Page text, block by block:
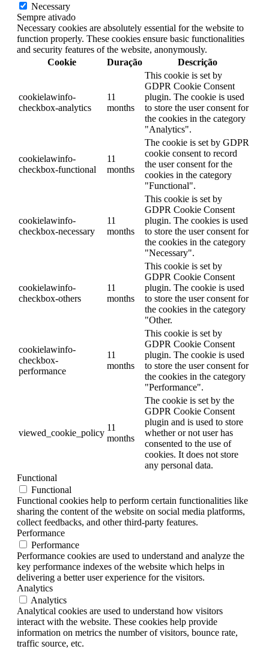
Necessary
Sempre ativado
Necessary cookies are absolutely essential for the website to
function properly. These cookies ensure basic functionalities
and security features of the website, anonymously.
Cookie
Duração Descrição
cookielawinfo-
checkbox-analytics
11
months
This cookie is set by
GDPR Cookie Consent
plugin. The cookie is used
to store the user consent for
the cookies in the category
"Analytics".
cookielawinfo-
checkbox-functional
11
months
The cookie is set by GDPR
cookie consent to record
the user consent for the
cookies in the category
"Functional".
cookielawinfo-
checkbox-necessary
11
months
This cookie is set by
GDPR Cookie Consent
plugin. The cookies is used
to store the user consent for
the cookies in the category
"Necessary".
cookielawinfo-
checkbox-others
11
months
This cookie is set by
GDPR Cookie Consent
plugin. The cookie is used
to store the user consent for
the cookies in the category
"Other.
cookielawinfo-
checkbox-
performance
11
months
This cookie is set by
GDPR Cookie Consent
plugin. The cookie is used
to store the user consent for
the cookies in the category
"Performance".
viewed_cookie_policy
11
months
The cookie is set by the
GDPR Cookie Consent
plugin and is used to store
whether or not user has
consented to the use of
cookies. It does not store
any personal data.
Functional
Functional
Functional cookies help to perform certain functionalities like
sharing the content of the website on social media platforms,
collect feedbacks, and other third-party features.
Performance
Performance
Performance cookies are used to understand and analyze the
key performance indexes of the website which helps in
delivering a better user experience for the visitors.
Analytics
Analytics
Analytical cookies are used to understand how visitors
interact with the website. These cookies help provide
information on metrics the number of visitors, bounce rate,
traffic source, etc.